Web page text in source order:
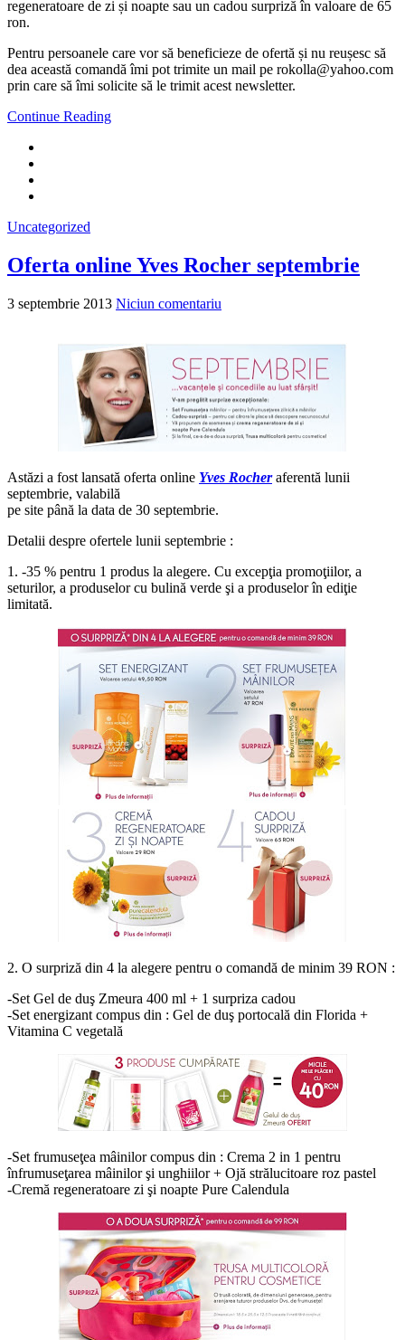
regeneratoare de zi și noapte sau un cadou surpriză în valoare de 65
ron.
Pentru persoanele care vor să beneficieze de ofertă și nu reușesc să
dea această comandă îmi pot trimite un mail pe rokolla@yahoo.com
prin care să îmi solicite să le trimit acest newsletter.
Continue Reading
Uncategorized
Oferta online Yves Rocher septembrie
3 septembrie 2013 Niciun comentariu
Astăzi a fost lansată oferta online Yves Rocheraferentă lunii
septembrie, valabilă
pe site până la data de 30 septembrie.
Detalii despre ofertele lunii septembrie :
1. -35 % pentru 1 produs la alegere. Cu excepţia promoţiilor, a
seturilor, a produselor cu bulină verde şi a produselor în ediţie
limitată.
2. O surpriză din 4 la alegere pentru o comandă de minim 39 RON :
-Set Gel de duş Zmeura 400 ml + 1 surpriza cadou
-Set energizant compus din : Gel de duş portocală din Florida +
Vitamina C vegetală
-Set frumuseţea mâinilor compus din : Crema 2 in 1 pentru
înfrumuseţarea mâinilor şi unghiilor + Ojă strălucitoare roz pastel
-Cremă regeneratoare zi şi noapte Pure Calendula